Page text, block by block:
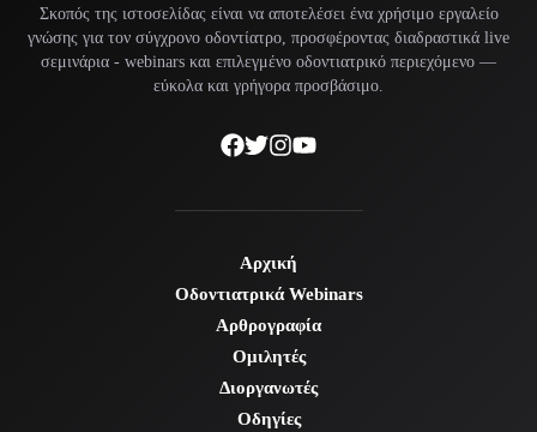
Σκοπός της ιστοσελίδας είναι να αποτελέσει ένα χρήσιμο εργαλείο
γνώσης για τον σύγχρονο οδοντίατρο, προσφέροντας διαδραστικά live
σεμινάρια - webinars και επιλεγμένο οδοντιατρικό περιεχόμενο —
εύκολα και γρήγορα προσβάσιμο.
Αρχική
Οδοντιατρικά Webinars
Αρθρογραφία
Ομιλητές
Διοργανωτές
Οδηγίες